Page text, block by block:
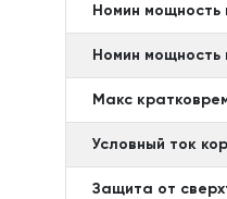
Номин мощность
Номин мощность
Макс
Условный ток
Защита от